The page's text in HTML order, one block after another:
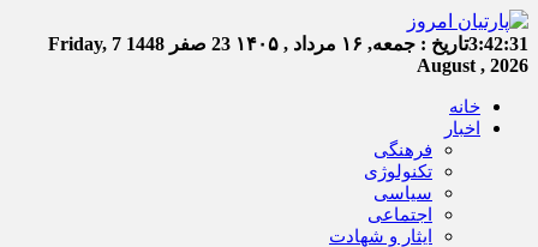
3:42:31تاریخ : جمعه, ۱۶ مرداد , ۱۴۰۵ 23 صفر 1448
Friday, 7
August , 2026
خانه
اخبار
فرهنگی
تکنولوژی
سیاسی
اجتماعی
ایثار و شهادت